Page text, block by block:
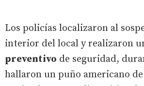
Los policías localizaron al
interior del local y realizaron
preventivo de seguridad,
hallaron un puño americano